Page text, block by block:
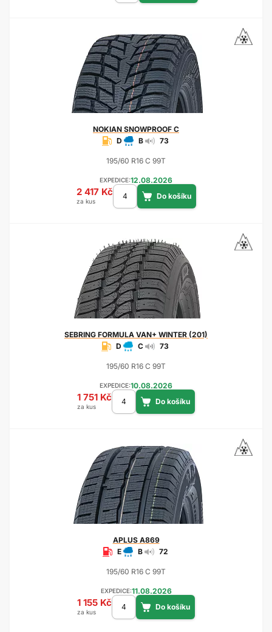
NOKIAN SNOWPROOF C
D
B 73
195/60 R16 C 99T
EXPEDICE:12.08.2026
2 417 Kč
za kus
SEBRING FORMULA VAN+ WINTER (201)
D
C 73
195/60 R16 C 99T
EXPEDICE:10.08.2026
1 751 Kč
za kus
APLUSA869
E
B 72
195/60 R16 C 99T
EXPEDICE:11.08.2026
1 155 Kč
za kus